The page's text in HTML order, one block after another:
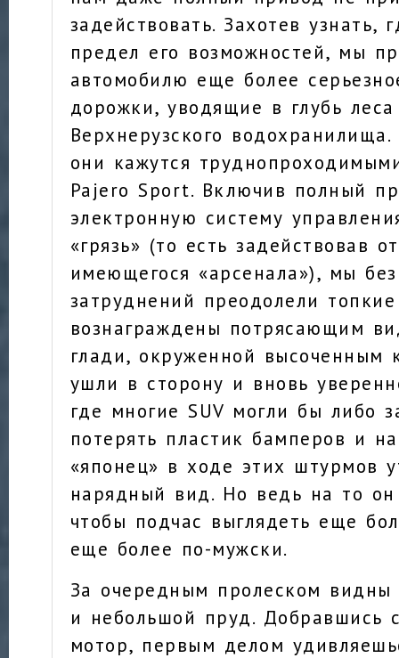
задействовать. Захотев узнать,
предел его возможностей, мы
автомобилю еще более
дорожки, уводящие в глубь
Верхнерузского
они кажутся
Pajero Sport. Включив полный
электронную систему
«грязь» (то есть задействовав
имеющегося «арсенала»), мы
затруднений преодолели
вознаграждены потрясающим
глади, окруженной высоченным
ушли в сторону и вновь
где многие SUV могли бы либо
потерять пластик бамперов и
«японец» в ходе этих штурмов
нарядный вид. Но ведь на то
чтобы подчас выглядеть еще
еще более по-мужски.
За очередным пролеском
и небольшой пруд. Добравшись
мотор, первым делом